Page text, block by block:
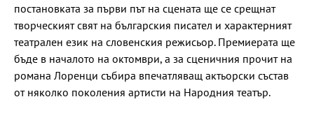
постановката за първи път на сцената ще се срещнат
творческият свят на българския писател и характерният
театрален език на словенския режисьор. Премиерата ще
бъде в началото на октомври, а за сценичния прочит на
романа Лоренци събира впечатляващ актьорски състав
от няколко поколения артисти на Народния театър.